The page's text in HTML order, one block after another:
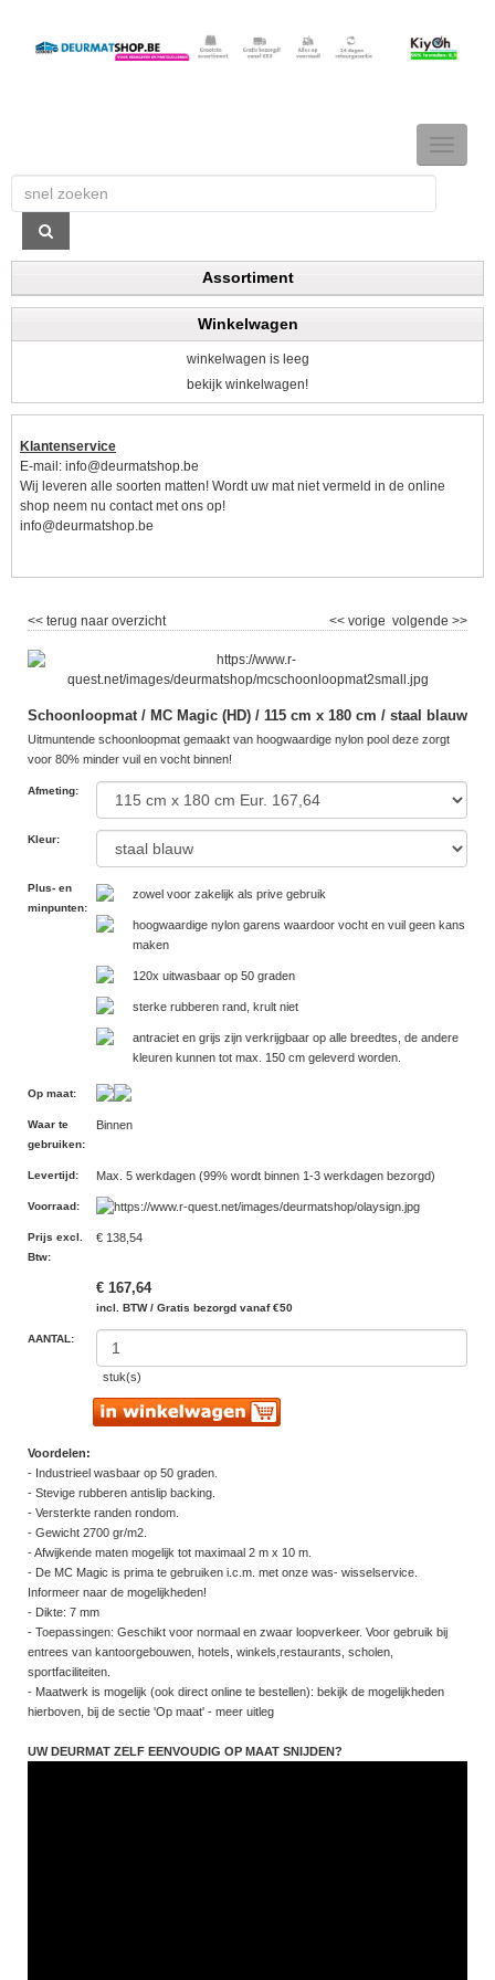
TOGGLE
Assortiment
Winkelwagen
winkelwagen is leeg
bekijk winkelwagen!
Klantenservice
E-mail: info@deurmatshop.be
Wij leveren alle soorten matten! Wordt uw mat niet vermeld in de online
shop neem nu contact met ons op!
info@deurmatshop.be
<< terug naar overzicht volgende >>
<< vorige
Schoonloopmat / MC Magic (HD) / 115 cm x 180 cm / staal blauw
Uitmuntende schoonloopmat gemaakt van hoogwaardige nylon pool deze zorgt
voor 80% minder vuil en vocht binnen!
Afmeting:
Kleur:
Plus- en
minpunten:
zowel voor zakelijk als prive gebruik
hoogwaardige nylon garens waardoor vocht en vuil geen kans
maken
120x uitwasbaar op 50 graden
sterke rubberen rand, krult niet
antraciet en grijs zijn verkrijgbaar op alle breedtes, de andere
kleuren kunnen tot max. 150 cm geleverd worden.
Op maat:
Waar te
gebruiken:
Binnen
Levertijd : Max. 5 werkdagen (99% wordt binnen 1-3 werkdagen bezorgd)
Voorraad :
Prijs excl.
Btw:
€ 138,54
€ 167,64
incl. BTW / Gratis bezorgd vanaf €50
AANTAL:
stuk(s)
Voordelen:
- Industrieel wasbaar op 50 graden.
- Stevige rubberen antislip backing.
- Versterkte randen rondom.
- Gewicht 2700 gr/m2.
- Afwijkende maten mogelijk tot maximaal 2 m x 10 m.
- De MC Magic is prima te gebruiken i.c.m. met onze was- wisselservice.
Informeer naar de mogelijkheden!
- Dikte: 7 mm
- Toepassingen: Geschikt voor normaal en zwaar loopverkeer. Voor gebruik bij
entrees van kantoorgebouwen, hotels, winkels,restaurants, scholen,
sportfaciliteiten.
- Maatwerk is mogelijk (ook direct online te bestellen): bekijk de mogelijkheden
hierboven, bij de sectie 'Op maat' - meer uitleg
UW DEURMAT ZELF EENVOUDIG OP MAAT SNIJDEN?